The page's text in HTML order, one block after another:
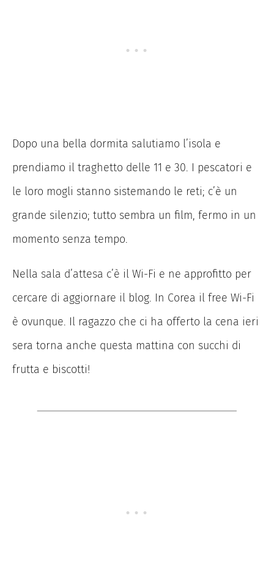
Dopo una bella dormita salutiamo l’isola e
prendiamo il traghetto delle 11 e 30. I pescatori e
le loro mogli stanno sistemando le reti; c’è un
grande silenzio; tutto sembra un film, fermo in un
momento senza tempo.
Nella sala d’attesa c’è il Wi-Fi e ne approfitto per
cercare di aggiornare il blog. In Corea il free Wi-Fi
è ovunque. Il ragazzo che ci ha offerto la cena ieri
sera torna anche questa mattina con succhi di
frutta e biscotti!